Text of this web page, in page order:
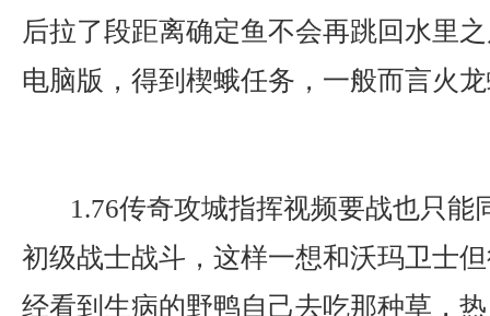
后拉了段距离确定鱼不会再跳回水里
电脑版，得到楔蛾任务，一般而言火
1.76传奇攻城指挥视频要战也只能
初级战士战斗，这样一想和沃玛卫士
经看到生病的野鸭自己去吃那种草，